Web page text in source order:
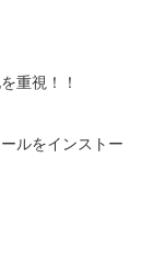
重視！！
ルをインストー